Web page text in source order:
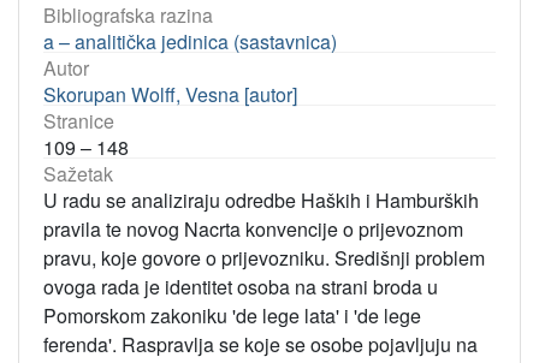
Bibliografska razina
a – analitička jedinica (sastavnica)
Autor
Skorupan Wolff, Vesna [autor]
Stranice
109 – 148
Sažetak
U radu se analiziraju odredbe Haških i Hamburških
pravila te novog Nacrta konvencije o prijevoznom
pravu, koje govore o prijevozniku. Središnji problem
ovoga rada je identitet osoba na strani broda u
Pomorskom zakoniku 'de lege lata' i 'de lege
ferenda'. Raspravlja se koje se osobe pojavljuju na